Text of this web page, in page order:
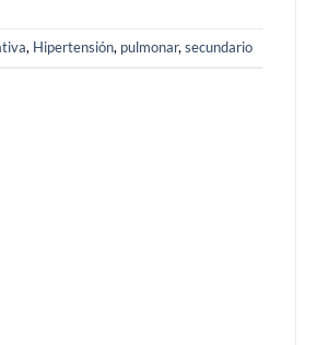
, Hipertensión, pulmonar,secundario